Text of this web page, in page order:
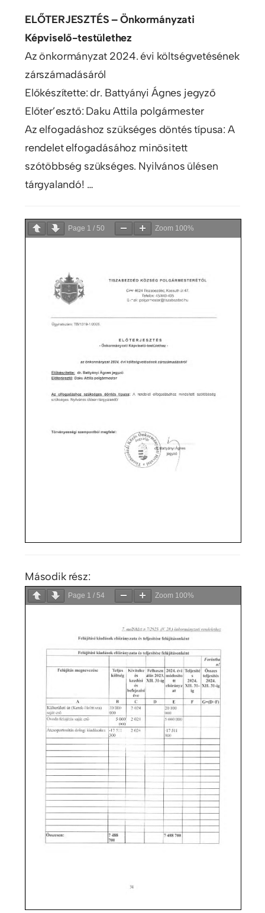
ELŐTERJESZTÉS – Önkormányzati
Képviselő-testülethez
Az önkormányzat 2024. évi költségvetésének
zárszámadásáról
Előkészítette: dr. Battyányi Ágnes jegyző
Előter’esztő: Daku Attila polgármester
Az elfogadáshoz szükséges döntés típusa: A
rendelet elfogadásához minösitett
szótöbbség szükséges. Nyilvános ülésen
tárgyalandó! …
Page 1 / 50 Zoom 100%
Második rész:
Page 1 / 54 Zoom 100%